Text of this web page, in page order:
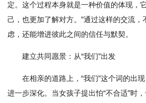
定。这个过程本身就是一种价值的体现，
己，也更加了解对方。”通过这样的交流，
虑，还能增进彼此之间的信任与默契。
建立共同愿景：从“我们”出发
在相亲的道路上，“我们”这个词的出
进一步深化。当女孩子提出怕“不合适”时